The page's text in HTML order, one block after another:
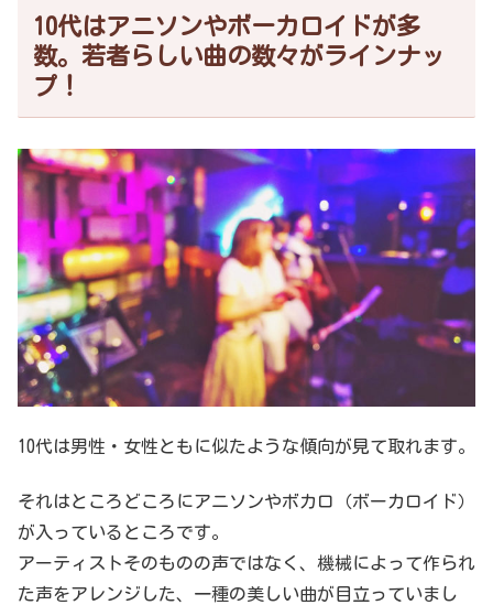
10代はアニソンやボーカロイドが多
数。若者らしい曲の数々がラインナッ
プ！
10代は男性・女性ともに似たような傾向が見て取れます。
それはところどころにアニソンやボカロ（ボーカロイド）
が入っているところです。
アーティストそのものの声ではなく、機械によって作られ
た声をアレンジした、一種の美しい曲が目立っていまし